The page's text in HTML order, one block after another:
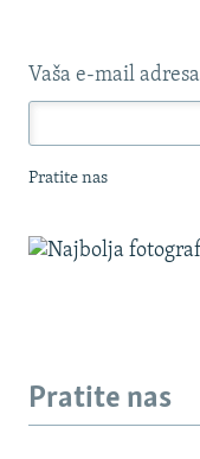
Vaša e-mail adresa
Pratite nas
Pratite nas